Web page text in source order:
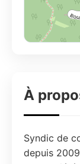
À
Syndic de
depuis